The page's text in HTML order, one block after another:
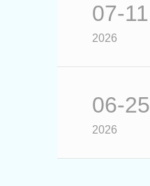
07-11
2026
06-25
2026